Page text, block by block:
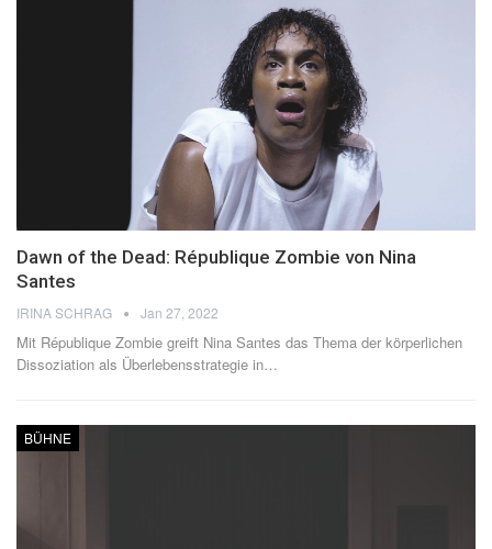
Dawn of the Dead: République Zombie von Nina
Santes
IRINA SCHRAG Jan 27, 2022
Mit République Zombie greift Nina Santes das Thema der körperlichen
Dissoziation als Überlebensstrategie in…
BÜHNE